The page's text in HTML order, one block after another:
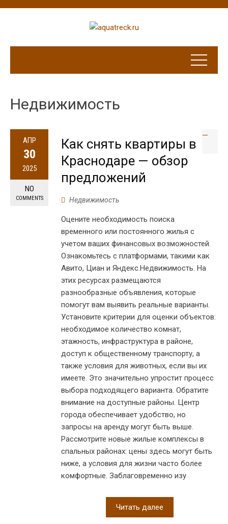
Недвижимость
АПР
30
2025
NO
COMMENTS
Как снять квартиры в
Краснодаре — обзор
предложений
Недвижимость
Оцените необходимость поиска
временного или постоянного жилья с
учетом ваших финансовых возможностей.
Ознакомьтесь с платформами, такими как
Авито, Циан и Яндекс.Недвижимость. На
этих ресурсах размещаются
разнообразные объявления, которые
помогут вам выявить реальные варианты.
Установите критерии для оценки объектов:
необходимое количество комнат,
этажность, инфраструктура в районе,
доступ к общественному транспорту, а
также условия для животных, если вы их
имеете. Это значительно упростит процесс
выбора подходящего варианта. Обратите
внимание на доступные районы. Центр
города обеспечивает удобство, но
запросы на аренду могут быть выше.
Рассмотрите новые жилые комплексы в
спальных районах: цены здесь могут быть
ниже, а условия для жизни часто более
комфортные. Заблаговременно изу
Читать далее